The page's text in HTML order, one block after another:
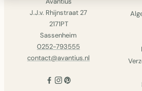
J.J.v. Rhijnstraat 27
2171PT
Sassenheim
0252-793555
contact@avantius.nl